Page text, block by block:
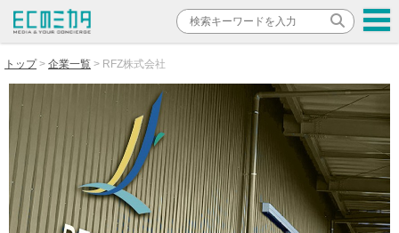
トップ 企業一覧 RFZ株式会社